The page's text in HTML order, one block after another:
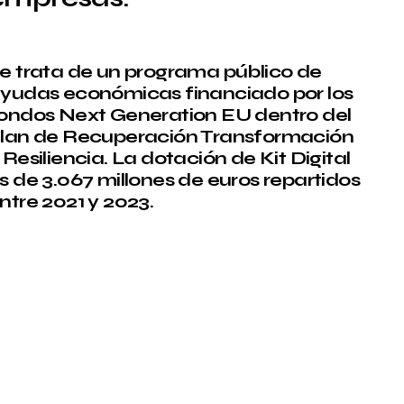
trata de un programa público de
económicas financiado por los
Next Generation EU dentro del
de Recuperación Transformación
La dotación de Kit Digital
de 3.067 millones de euros repartidos
2021 y 2023.